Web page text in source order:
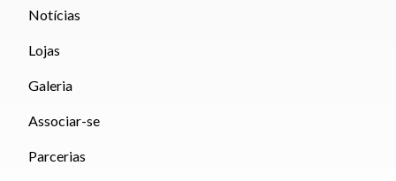
Notícias
Lojas
Galeria
Associar-se
Parcerias